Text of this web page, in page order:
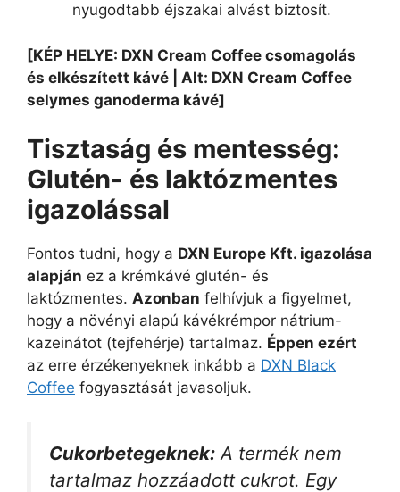
nyugodtabb éjszakai alvást biztosít.
[KÉP HELYE: DXN Cream Coffee csomagolás
és elkészített kávé | Alt: DXN Cream Coffee
selymes ganoderma kávé]
Tisztaság és mentesség:
Glutén- és laktózmentes
igazolással
Fontos tudni, hogy a DXN Europe Kft. igazolása
alapján ez a krémkávé glutén- és
laktózmentes. Azonban felhívjuk a figyelmet,
hogy a növényi alapú kávékrémpor nátrium-
kazeinátot (tejfehérje) tartalmaz. Éppen ezért
az erre érzékenyeknek inkább a DXN Black
Coffee fogyasztását javasoljuk.
Cukorbetegeknek: A termék nem
tartalmaz hozzáadott cukrot. Egy